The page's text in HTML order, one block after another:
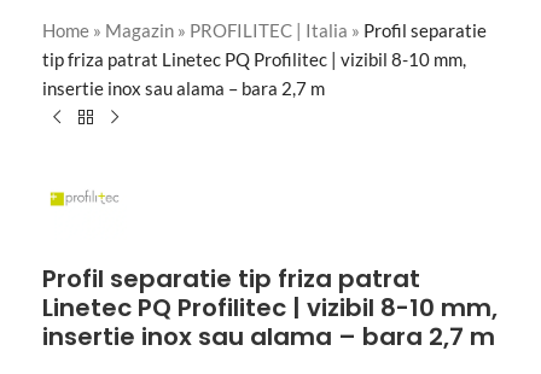
Home » Magazin » PROFILITEC | Italia » Profil separatie
tip friza patrat Linetec PQ Profilitec | vizibil 8-10 mm,
insertie inox sau alama – bara 2,7 m
Profil separatie tip friza patrat
Linetec PQ Profilitec | vizibil 8-10 mm,
insertie inox sau alama – bara 2,7 m